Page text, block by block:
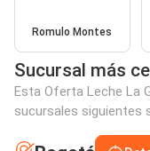
Romulo Montes
Sucursal más
Esta Oferta Leche La
sucursales siguientes